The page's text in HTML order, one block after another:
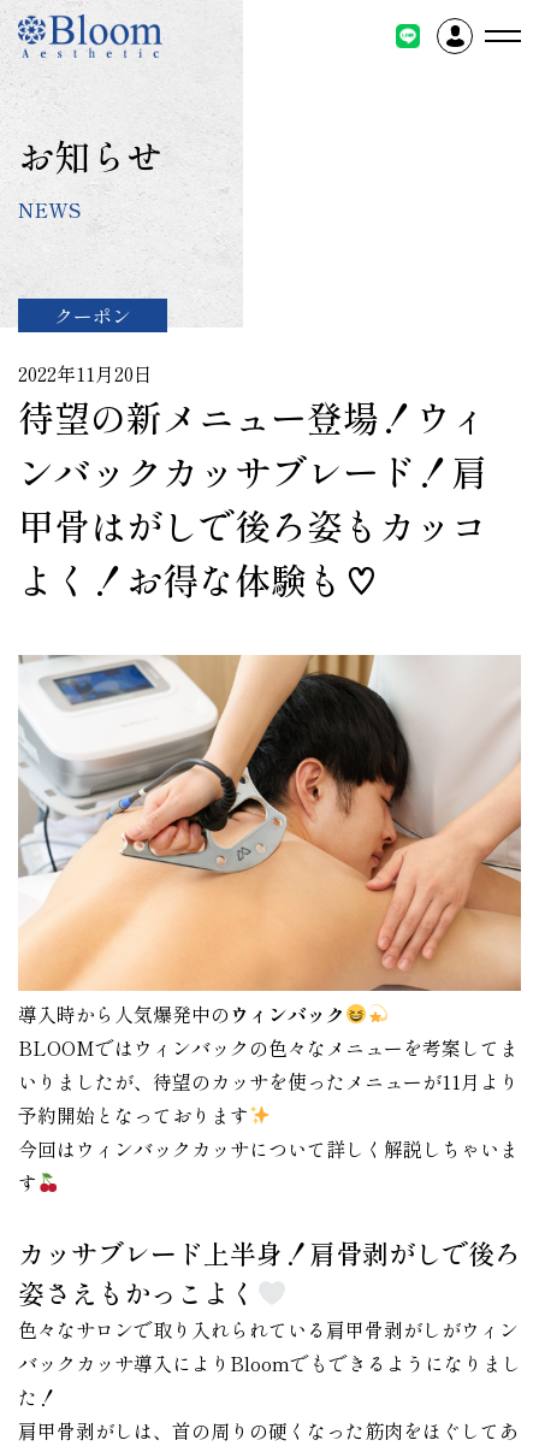
コ
テ
ン
ツ
に
キ
お知らせ
NEWS
クーポン
2022年11月20日
待望の新メニュー登場！ウィ
ンバックカッサブレード！肩
甲骨はがしで後ろ姿もカッコ
よく！お得な体験も♡
導入時から人気爆発中のウィンバック
BLOOMではウィンバックの色々なメニューを考案してま
いりましたが、待望のカッサを使ったメニューが11月より
予約開始となっております
今回はウィンバックカッサについて詳しく解説しちゃいま
す
カッサブレード上半身！肩骨剥がしで後ろ
姿さえもかっこよく
色々なサロンで取り入れられている肩甲骨剥がしがウィン
バックカッサ導入によりBloomでもできるようになりまし
た！
肩甲骨剥がしは、首の周りの硬くなった筋肉をほぐしてあ